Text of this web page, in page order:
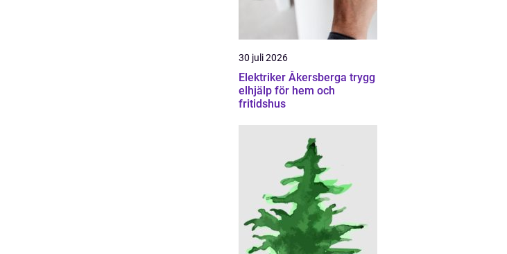
30 juli 2026
Elektriker Åkersberga trygg
elhjälp för hem och
fritidshus